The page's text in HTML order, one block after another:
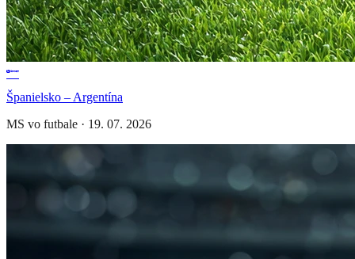
Španielsko – Argentína
MS vo futbale · 19. 07. 2026